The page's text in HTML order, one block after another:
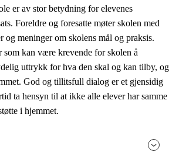
tilpasset opplæring
hjem og skole
og arbeidsliv
og skoleutvikling
er av stor betydning for elevenes
Foreldre og foresatte møter skolen med
og meninger om skolens mål og praksis.
som kan være krevende for skolen å
uttrykk for hva den skal og kan tilby, og
God og tillitsfull dialog er et gjensidig
ta hensyn til at ikke alle elever har samme
i hjemmet.